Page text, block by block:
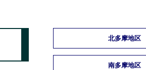
北多摩地区
南多摩地区